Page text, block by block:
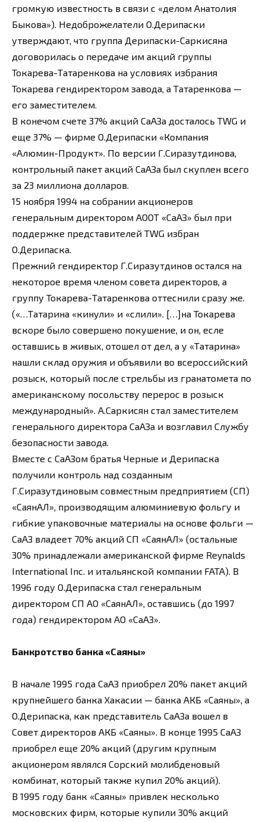
громкую известность в связи с «делом Анатолия
Быкова»). Недоброжелатели О.Дерипаски
утверждают, что группа Дерипаски-Саркисяна
договорилась о передаче им акций группы
Токарева-Татаренкова на условиях избрания
Токарева гендиректором завода, а Татаренкова —
его заместителем.
В конечом счете 37% акций СаАЗа досталось TWG и
еще 37% — фирме О.Дерипаски «Компания
«Алюмин-Продукт». По версии Г.Сиразутдинова,
контрольный пакет акций СаАЗа был скуплен всего
за 23 миллиона долларов.
15 ноября 1994 на собрании акционеров
генеральным директором АООТ «СаАЗ» был при
поддержке представителей TWG избран
О.Дерипаска.
Прежний гендиректор Г.Сиразутдинов остался на
некоторое время членом совета директоров, а
группу Токарева-Татаренкова оттеснили сразу же.
(«…Татарина «кинули» и «слили». […]на Токарева
вскоре было совершено покушение, и он, есле
оставшись в живых, отошел от дел, а у «Татарина»
нашли склад оружия и объявили во всероссийский
розыск, который после стрельбы из гранатомета по
американскому посольству перерос в розыск
международный». А.Саркисян стал заместителем
генерального директора СаАЗа и возглавил Службу
безопасности завода.
Вместе с СаАЗом братья Черные и Дерипаска
получили контроль над созданным
Г.Сиразутдиновым совместным предприятием (СП)
«СаянАЛ», производящим алюминиевую фольгу и
гибкие упаковочные материалы на основе фольги —
СаАЗ владеет 70% акций СП «СаянАЛ» (остальные
30% принадлежали американской фирме Reynalds
International Inc. и итальянской компании FATA). В
1996 году О.Дерипаска стал генеральным
директором СП АО «СаянАЛ», оставшись (до 1997
года) гендиректором АО «СаАЗ».
Банкротство банка «Саяны»
В начале 1995 года СаАЗ приобрел 20% пакет акций
крупнейшего банка Хакасии — банка АКБ «Саяны», а
О.Дерипаска, как представитель СаАЗа вошел в
Совет директоров АКБ «Саяны». В конце 1995 СаАЗ
приобрел еще 20% акций (другим крупным
акционером являлся Сорский молибденовый
комбинат, который также купил 20% акций).
В 1995 году банк «Саяны» привлек несколько
московских фирм, которые купили 30% акций